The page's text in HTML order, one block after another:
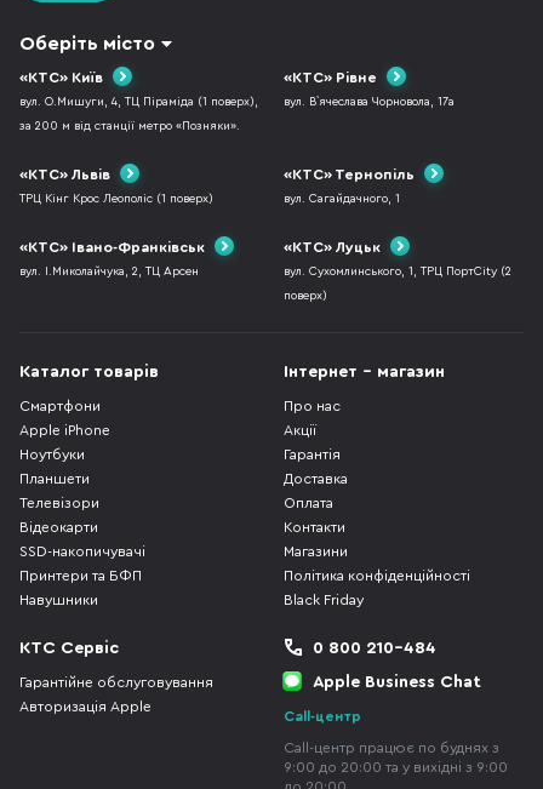
Оберіть місто
«КТС» Київ
вул. О.Мишуги, 4, ТЦ Піраміда (1 поверх),
за 200 м від станції метро «Позняки».
«КТС» Рівне
вул. В`ячеслава Чорновола, 17а
«КТС» Львів
ТРЦ Кінг Крос Леополіс (1 поверх)
«КТС» Тернопіль
вул. Сагайдачного, 1
«КТС» Івано-Франківськ
вул. І.Миколайчука, 2, ТЦ Арсен
«КТС» Луцьк
вул. Сухомлинського, 1, ТРЦ ПортCity (2
поверх)
Каталог товарів
Смартфони
Apple iPhone
Ноутбуки
Планшети
Телевізори
Відеокарти
SSD-накопичувачі
Принтери та БФП
Навушники
Інтернет - магазин
Про нас
Акції
Гарантія
Доставка
Оплата
Контакти
Магазини
Політика конфіденційності
Black Friday
КТС Сервіс
Гарантійне обслуговування
Авторизація Apple
0 800 210-484
Apple Business Chat
Call-центр
Call-центр працює по буднях з
9:00 до 20:00 та у вихідні з 9:00